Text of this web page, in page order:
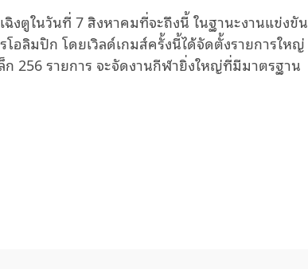
ฉิงตูในวันที่ 7 สิงหาคมที่จะถึงนี้ ในฐานะงานแข่งขัน
อลิมปิก โดยเวิลด์เกมส์ครั้งนี้ได้จัดตั้งรายการใหญ่
ก 256 รายการ จะจัดงานกีฬายิ่งใหญ่ที่มีมาตรฐาน